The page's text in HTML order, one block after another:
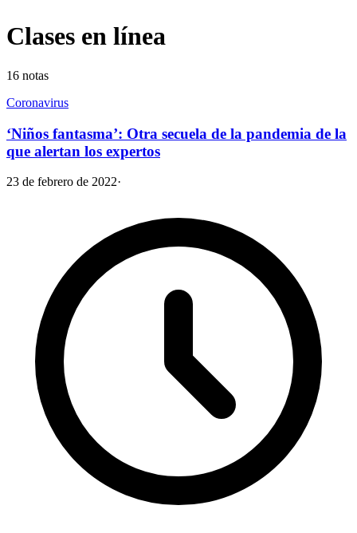
Clases en línea
16 notas
Coronavirus
‘Niños fantasma’: Otra secuela de la pandemia de la
que alertan los expertos
23 de febrero de 2022·